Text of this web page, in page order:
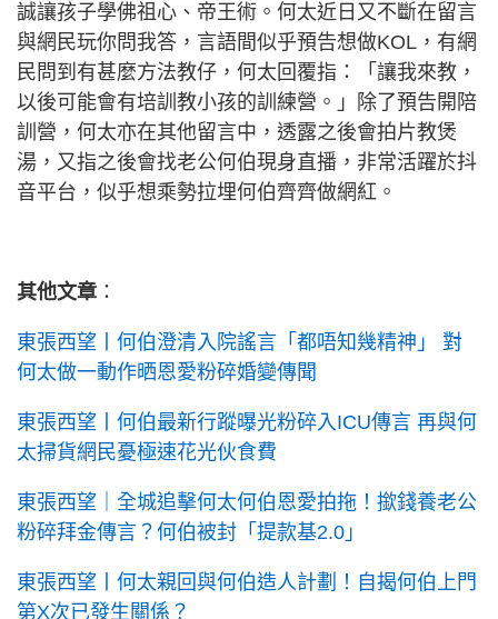
誠讓孩子學佛祖心、帝王術。何太近日又不斷在留言
與網民玩你問我答，言語間似乎預告想做KOL，有網
民問到有甚麼方法教仔，何太回覆指：「讓我來教，
以後可能會有培訓教小孩的訓練營。」除了預告開陪
訓營，何太亦在其他留言中，透露之後會拍片教煲
湯，又指之後會找老公何伯現身直播，非常活躍於抖
音平台，似乎想乘勢拉埋何伯齊齊做網紅。
其他文章 ：
東張西望丨何伯澄清入院謠言「都唔知幾精神」 對
何太做一動作晒恩愛粉碎婚變傳聞
東張西望丨何伯最新行蹤曝光粉碎入ICU傳言 再與何
太掃貨網民憂極速花光伙食費
東張西望｜全城追擊何太何伯恩愛拍拖！撳錢養老公
粉碎拜金傳言？何伯被封「提款基2.0」
東張西望丨何太親回與何伯造人計劃！自揭何伯上門
第X次已發生關係？